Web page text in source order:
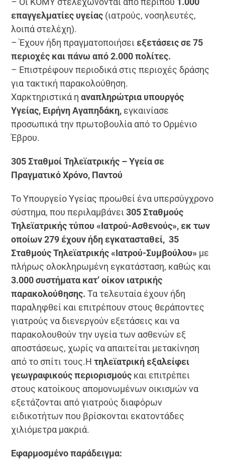
επαγγελματίες υγείας (ιατρούς, νοσηλευτές,
λοιπά στελέχη).
– Έχουν ήδη πραγματοποιήσει εξετάσεις σε 75
περιοχές και πάνω από 2.000 πολίτες.
– Επιστρέφουν περιοδικά στις περιοχές δράσης
για τακτική παρακολούθηση.
Χαρκτηριστικά ηαναπληρώτρια υπουργός
Υγείας, Ειρήνη Αγαπηδάκη, εγκαινίασε
προσωπικά την πρωτοβουλία από το Ορμένιο
Έβρου.
305 Σταθμοί Τηλεϊατρικής – Υγεία σε
Πραγματικό Χρόνο, Παντού
Το Υπουργείο Υγείας προωθεί ένα υπερσύγχρονο
σύστημα, που περιλαμβάνει305 Σταθμούς
Τηλεϊατρικής τύπου «Ιατρού-Ασθενούς», εκ των
οποίων 279 έχουν ήδη εγκατασταθεί, 35
Σταθμούς Τηλεϊατρικής «Ιατρού-Συμβούλου» με
πλήρως ολοκληρωμένη εγκατάσταση, καθώς και
3.000 συστήματα κατ’ οίκον ιατρικής
παρακολούθησης. Τα τελευταία έχουν ήδη
παραληφθεί και επιτρέπουν στους θεράποντες
γιατρούς να διενεργούν εξετάσεις και να
παρακολουθούν την υγεία των ασθενών εξ
αποστάσεως, χωρίς να απαιτείται μετακίνηση
από το σπίτι τους.Η τηλεϊατρική εξαλείφει
γεωγραφικούς περιορισμούς και επιτρέπει
στους κατοίκους απομονωμένων οικισμών να
εξετάζονται από γιατρούς διαφόρων
ειδικοτήτων που βρίσκονται εκατοντάδες
χιλιόμετρα μακριά.
Εφαρμοσμένο παράδειγμα: